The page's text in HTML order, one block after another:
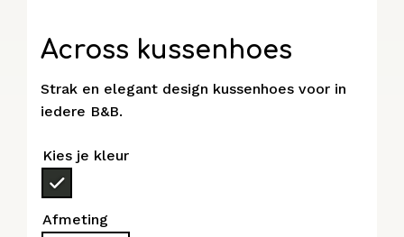
Across kussenhoes
Strak en elegant design kussenhoes voor in
iedere B&B.
Kies je kleur
Afmeting